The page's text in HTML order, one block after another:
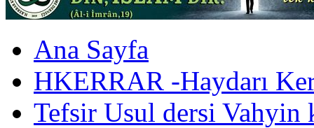
Ana Sayfa
HKERRAR -Haydarı
Tefsir Usul dersi Vahyin